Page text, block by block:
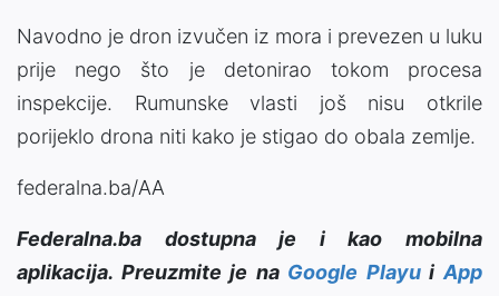
Navodno je dron izvučen iz mora i prevezen u luku
prije nego što je detonirao tokom procesa
inspekcije. Rumunske vlasti još nisu otkrile
porijeklo drona niti kako je stigao do obala zemlje.
federalna.ba/AA
Federalna.ba dostupna je i kao mobilna
aplikacija. Preuzmite je na Google PlayuiApp